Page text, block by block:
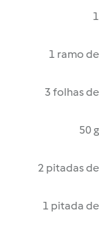
1
1 ramo de
3 folhas de
50 g
2 pitadas de
1 pitada de